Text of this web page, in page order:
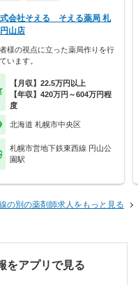
会社そえる そえる薬局 札
山店
様の視点に立った薬局作りを行
います。
【月収】22.5万円以上
【年収】420万円～604万円程
度
北海道 札幌市中央区
札幌市営地下鉄東西線 円山公
園駅
の別の薬剤師求人をもっと見る
をアプリで見る